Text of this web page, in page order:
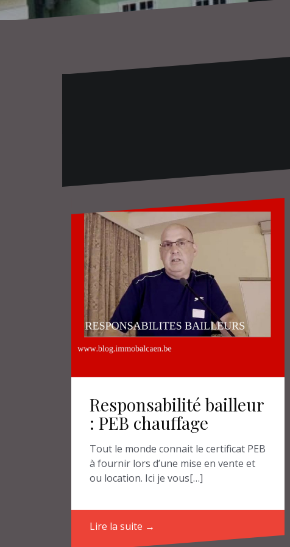
Responsabilité bailleur
: PEB chauffage
Tout le monde connait le certificat PEB
à fournir lors d’une mise en vente et
ou location. Ici je vous[…]
Lire la suite →